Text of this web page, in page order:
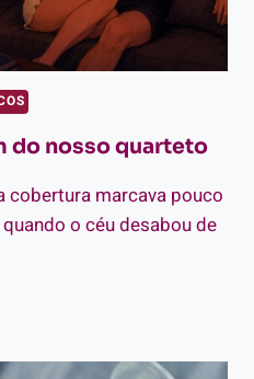
do nosso quarteto
cobertura marcava pouco
o céu desabou de